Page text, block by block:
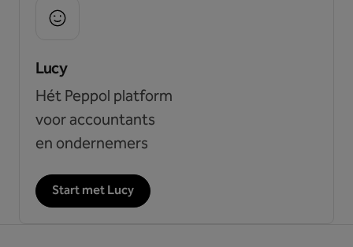
Lucy
Hét Peppol platform
voor accountants
en ondernemers
Start met Lucy